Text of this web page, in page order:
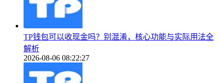
TP钱包可以收现金吗？别混淆，核心功能与实际用法全
解析
2026-08-06 08:22:27